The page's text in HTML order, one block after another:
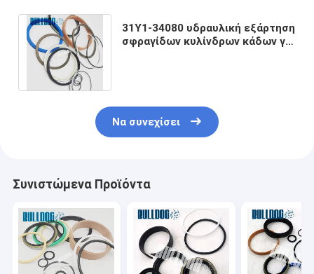
31Y1-34080 υδραυλική εξάρτηση
σφραγίδων κυλίνδρων κάδων για
Να συνεχίσει
Συνιστώμενα Προϊόντα